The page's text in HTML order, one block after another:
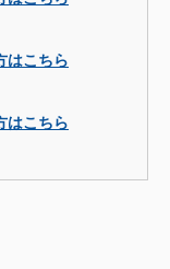
はこちら
はこちら